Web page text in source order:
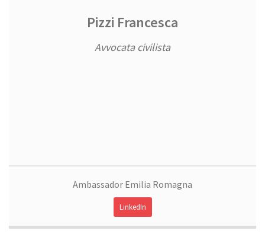
Pizzi Francesca
Avvocata civilista
Ambassador Emilia Romagna
LinkedIn